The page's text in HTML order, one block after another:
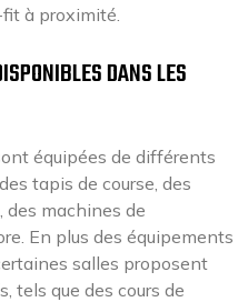
à proximité.
DANS LES
équipées de différents
tapis de course, des
des machines de
En plus des équipements
salles proposent
tels que des cours de